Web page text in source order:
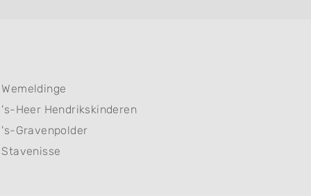
Wemeldinge
's-Heer Hendrikskinderen
's-Gravenpolder
Stavenisse